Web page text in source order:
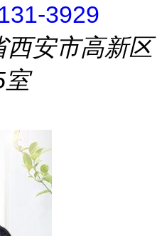
3929
西安市高新区
室